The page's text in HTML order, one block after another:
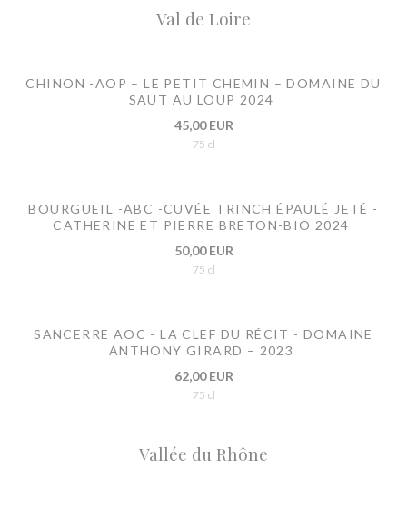
Val de Loire
CHINON -AOP – LE PETIT CHEMIN – DOMAINE DU
SAUT AU LOUP 2024
45,00 EUR
75 cl
BOURGUEIL -ABC -CUVÉE TRINCH ÉPAULÉ JETÉ -
CATHERINE ET PIERRE BRETON-BIO 2024
50,00 EUR
75 cl
SANCERRE AOC - LA CLEF DU RÉCIT - DOMAINE
ANTHONY GIRARD – 2023
62,00 EUR
75 cl
Vallée du Rhône